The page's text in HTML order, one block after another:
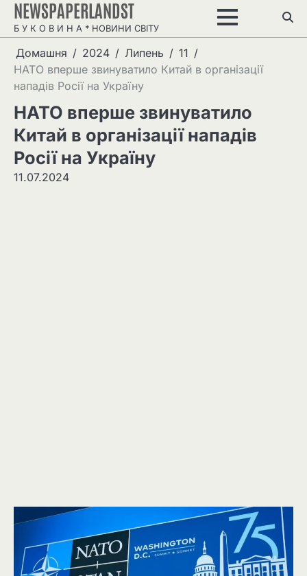
Перейти
вмісту
NEWSPAPERLANDST
Б У К О В И Н А * НОВИНИ СВІТУ
Домашня 2024 Липень
11
НАТО вперше звинуватило Китай в організації
нападів Росії на Україну
НАТО вперше звинуватило
Китай в організації нападів
Росії на Україну
11.07.2024